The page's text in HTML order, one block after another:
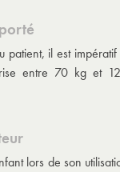
il est
entre 70 kg et
lors de son